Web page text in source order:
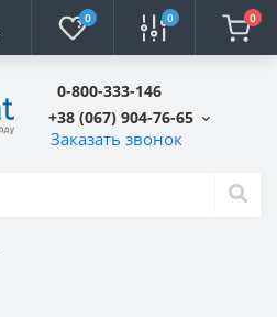
0 0 0
0-800-333-146
+38 (067) 904-76-65
Заказать звонок